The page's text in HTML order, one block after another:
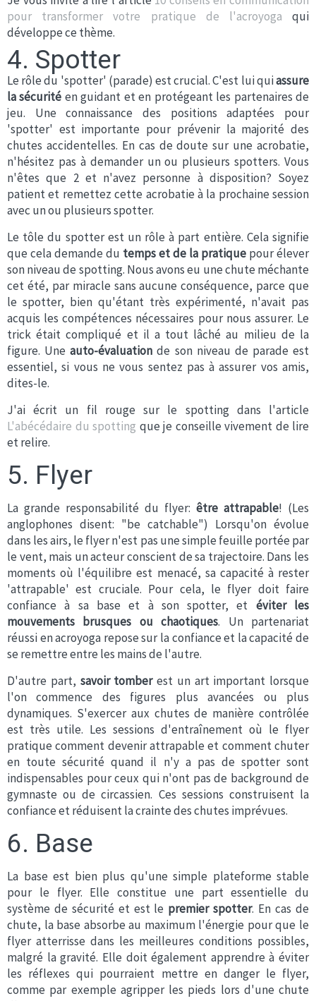
pour transformer votre pratique de l'acroyoga qui
développe ce thème.
4. Spotter
Le rôle du 'spotter' (parade) est crucial. C'est lui quiassure
la sécurité en guidant et en protégeant les partenaires de
jeu. Une connaissance des positions adaptées pour
'spotter' est importante pour prévenir la majorité des
chutes accidentelles. En cas de doute sur une acrobatie,
n'hésitez pas à demander un ou plusieurs spotters. Vous
n'êtes que 2 et n'avez personne à disposition? Soyez
patient et remettez cette acrobatie à la prochaine session
avec un ou plusieurs spotter.
Le tôle du spotter est un rôle à part entière. Cela signifie
que cela demande du temps et de la pratique pour élever
son niveau de spotting. Nous avons eu une chute méchante
cet été, par miracle sans aucune conséquence, parce que
le spotter, bien qu'étant très expérimenté, n'avait pas
acquis les compétences nécessaires pour nous assurer. Le
trick était compliqué et il a tout lâché au milieu de la
figure. Uneauto-évaluation de son niveau de parade est
essentiel, si vous ne vous sentez pas à assurer vos amis,
dites-le.
J'ai écrit un fil rouge sur le spotting dans l'article
L'abécédaire du spotting que je conseille vivement de lire
et relire.
5. Flyer
La grande responsabilité du flyer: être attrapable! (Les
anglophones disent: "be catchable") Lorsqu'on évolue
dans les airs, le flyer n'est pas une simple feuille portée par
le vent, mais un acteur conscient de sa trajectoire. Dans les
moments où l'équilibre est menacé, sa capacité à rester
'attrapable' est cruciale. Pour cela, le flyer doit faire
confiance à sa base et à son spotter, et éviter les
mouvements brusques ou chaotiques. Un partenariat
réussi en acroyoga repose sur la confiance et la capacité de
se remettre entre les mains de l'autre.
D'autre part, savoir tomber est un art important lorsque
l'on commence des figures plus avancées ou plus
dynamiques. S'exercer aux chutes de manière contrôlée
est très utile. Les sessions d'entraînement où le flyer
pratique comment devenir attrapable et comment chuter
en toute sécurité quand il n'y a pas de spotter sont
indispensables pour ceux qui n'ont pas de background de
gymnaste ou de circassien. Ces sessions construisent la
confiance et réduisent la crainte des chutes imprévues.
6. Base
La base est bien plus qu'une simple plateforme stable
pour le flyer. Elle constitue une part essentielle du
système de sécurité et est le premier spotter. En cas de
chute, la base absorbe au maximum l'énergie pour que le
flyer atterrisse dans les meilleures conditions possibles,
malgré la gravité. Elle doit également apprendre à éviter
les réflexes qui pourraient mettre en danger le flyer,
comme par exemple agripper les pieds lors d'une chute